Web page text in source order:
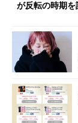
が反転の時期